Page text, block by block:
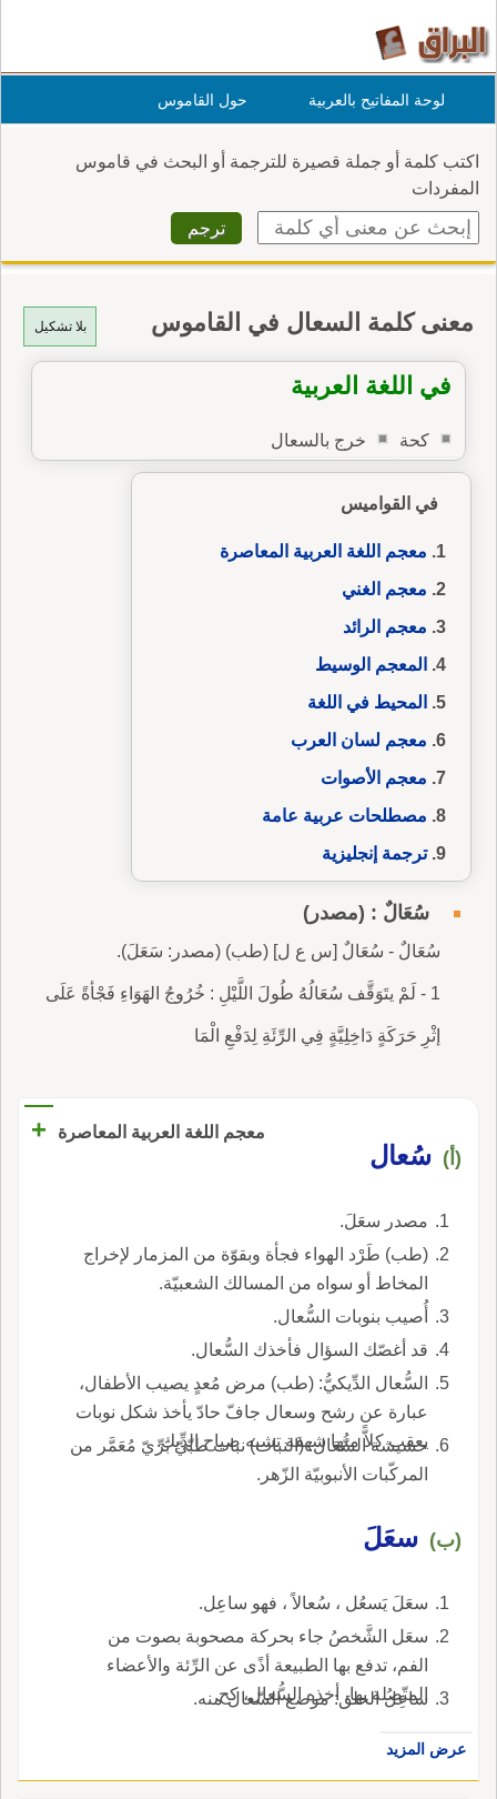
لوحة المفاتيح بالعربية حول القاموس
اكتب كلمة أو جملة قصيرة للترجمة أو البحث في قاموس
المفردات
بلا تشكيل معنى كلمة السعال في القاموس
في اللغة العربية
كحة خرج بالسعال
في القواميس
معجم اللغة العربية المعاصرة
معجم الغني
معجم الرائد
المعجم الوسيط
المحيط في اللغة
معجم لسان العرب
معجم الأصوات
مصطلحات عربية عامة
ترجمة إنجليزية
سُعَالٌ : (مصدر)
سُعَالٌ - سُعَالٌ [س ع ل] (طب) (مصدر: سَعَلَ).
1 - لَمْ يتَوَقَّف سُعَالُهُ طُولَ اللَّيْلِ : خُرُوجُ الهَوَاءِ فَجْأةً عَلَى
إثْرِ حَرَكَةٍ دَاخِلِيَّةٍ فِي الرِّئَةِ لِدَفْعِ الْمَا
معجم اللغة العربية المعاصرة +
(أ) سُعال
مصدر سعَلَ.
(طب) طَرْد الهواء فجأة وبقوّة من المزمار لإخراج
المخاط أو سواه من المسالك الشعبيّة.
أُصيب بنوبات السُّعال.
قد أغصّك السؤال فأخذك السُّعال.
السُّعال الدِّيكيُّ: (طب) مرض مُعدٍ يصيب الأطفال،
عبارة عن رشح وسعال جافّ حادّ يأخذ شكل نوبات
يعقب كلاًّ منها شهقة تشبه صياح الدِّيك.
حشيشة السُّعَال: (النبات) نبات طبّيّ بَرِّيّ مُعَمَّر من
المركّبات الأنبوبيّة الزّهر.
(ب) سعَلَ
سعَلَ يَسعُل ، سُعالاً ، فهو ساعِل.
سعَل الشَّخصُ جاء بحركة مصحوبة بصوت من
الفم، تدفع بها الطبيعة أذًى عن الرِّئة والأعضاء
المتّصلة بها، أخذه السُّعال، كح.
ساعِلُ الحلق: موضع السّعال منه.
عرض المزيد